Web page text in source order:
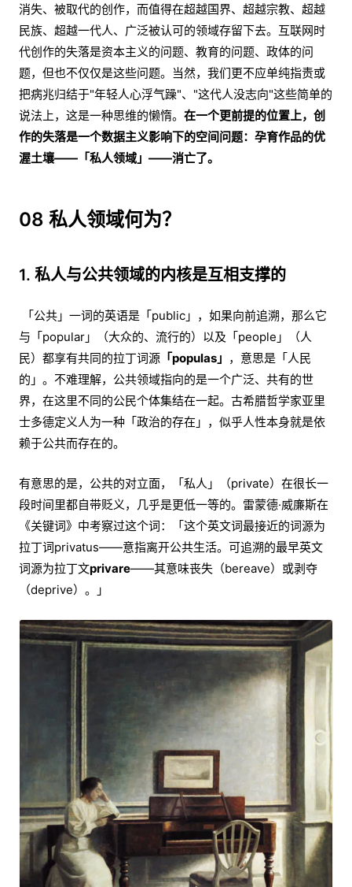
消失、被取代的创作，而值得在超越国界、超越宗教、超越
民族、超越一代人、广泛被认可的领域存留下去。互联网时
代创作的失落是资本主义的问题、教育的问题、政体的问
题，但也不仅仅是这些问题。当然，我们更不应单纯指责或
把病兆归结于"年轻人心浮气躁"、"这代人没志向"这些简单的
说法上，这是一种思维的懒惰。 在一个更前提的位置上，创
作的失落是一个数据主义影响下的空间问题：孕育作品的优
渥土壤——「私人领域」——消亡了。
08 私人领域何为？
1. 私人与公共领域的内核是互相支撑的
「公共」一词的英语是「public」，如果向前追溯，那么它
与「popular」（大众的、流行的）以及「people」（人
民）都享有共同的拉丁词源 「populas」 ，意思是「人民
的」。不难理解，公共领域指向的是一个广泛、共有的世
界，在这里不同的公民个体集结在一起。古希腊哲学家亚里
士多德定义人为一种「政治的存在」，似乎人性本身就是依
赖于公共而存在的。
有意思的是，公共的对立面，「私人」（private）在很长一
段时间里都自带贬义，几乎是更低一等的。雷蒙德·威廉斯在
《关键词》中考察过这个词：「这个英文词最接近的词源为
拉丁词privatus——意指离开公共生活。可追溯的最早英文
词源为拉丁文privare——其意味丧失（bereave）或剥夺
（deprive）。」